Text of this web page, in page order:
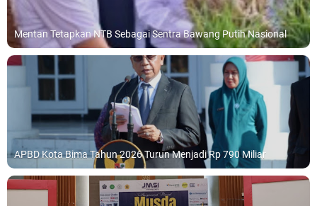
Mentan Tetapkan NTB Sebagai Sentra Bawang Putih Nasional
APBD Kota Bima Tahun 2026 Turun Menjadi Rp 790 Miliar